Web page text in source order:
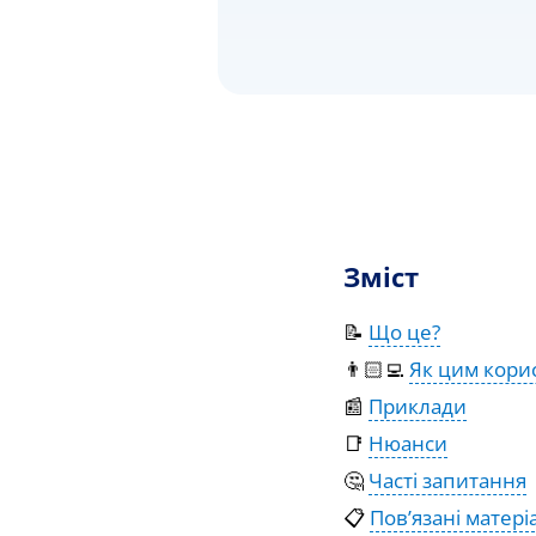
Зміст
📝 Що це?
👨🏻‍💻 Як цим
📰 Приклади
📑 Нюанси
🤔 Часті запитання
📋 Пов’язані